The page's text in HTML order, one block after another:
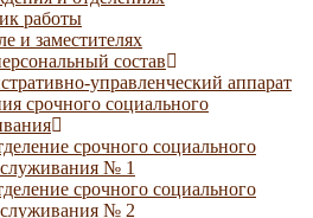
работы
и заместителях
состав
управленческий аппарат
срочного социального
срочного социального
№ 1
срочного социального
№ 2